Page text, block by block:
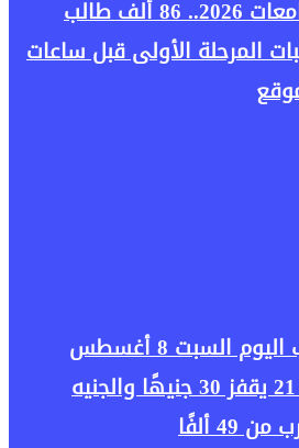
تنسيق الجامعات 2026.. 86 ألف طالب
المرحلة الأولى قبل ساعات
سعر الذهب اليوم السبت 8 أغسطس
2026.. عيار 21 يقفز 30 جنيهًا والجنيه
49 ألفًا